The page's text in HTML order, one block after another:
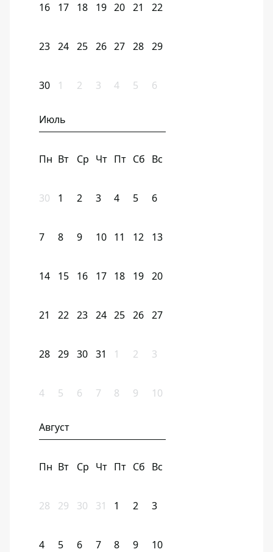
16 17 18 19 20 21 22
23 24 25 26 27 28 29
30 1 2 3 4 5 6
Июль
Пн Вт Ср Чт Пт Сб Вс
30 1 2 3 4 5 6
7 8 9 10 11 12 13
14 15 16 17 18 19 20
21 22 23 24 25 26 27
28 29 30 31 1 2 3
4 5 6 7 8 9 10
Август
Пн Вт Ср Чт Пт Сб Вс
28 29 30 31 1 2 3
4 5 6 7 8 9 10